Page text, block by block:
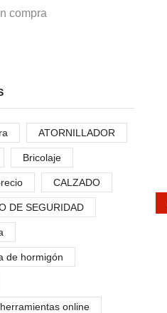
compra
ATORNILLADOR
Bricolaje
CALZADO
DE SEGURIDAD
de hormigón
online